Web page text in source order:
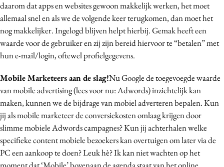
daarom dat apps en websites gewoon makkelijk werken, het moet
allemaal snel en als we de volgende keer terugkomen, dan moet het
nog makkelijker. Ingelogd blijven helpt hierbij. Gemak heeft een
waarde voor de gebruiker en zij zijn bereid hiervoor te “betalen” met
hun e-mail/login, oftewel profielgegevens.
Mobile Marketeers aan de slag!Nu Google de toegevoegde waarde
van mobile advertising (lees voor nu: Adwords) inzichtelijk kan
maken, kunnen we de bijdrage van mobiel adverteren bepalen. Kun
jij als mobile marketeer de conversiekosten omlaag krijgen door
slimme mobiele Adwords campagnes? Kun jij achterhalen welke
specifieke content mobiele bezoekers kan overtuigen om later via de
PC een aankoop te doen? Leuk hè? Ik kan niet wachten op het